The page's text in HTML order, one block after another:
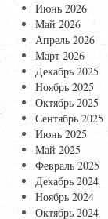
Июнь 2026
Май 2026
Апрель 2026
Март 2026
Декабрь 2025
Ноябрь 2025
Октябрь 2025
Сентябрь 2025
Июнь 2025
Май 2025
Февраль 2025
Декабрь 2024
Ноябрь 2024
Октябрь 2024